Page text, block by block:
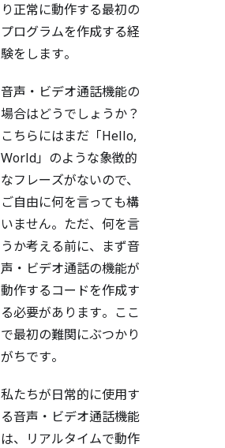
り正常に動作する最初の
プログラムを作成する経
験をします。
音声・ビデオ通話機能の
場合はどうでしょうか？
こちらにはまだ「Hello,
World」のような象徴的
なフレーズがないので、
ご自由に何を言っても構
いません。ただ、何を言
うか考える前に、まず音
声・ビデオ通話の機能が
動作するコードを作成す
る必要があります。ここ
で最初の難関にぶつかり
がちです。
私たちが日常的に使用す
る音声・ビデオ通話機能
は、リアルタイムで動作